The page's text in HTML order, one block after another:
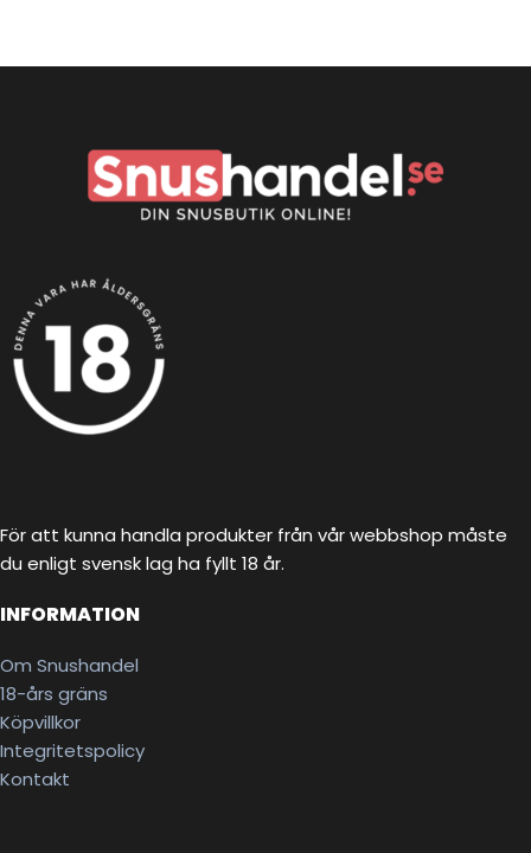
För att kunna handla produkter från vår webbshop måste
du enligt svensk lag ha fyllt 18 år.
INFORMATION
Om Snushandel
18-års gräns
Köpvillkor
Integritetspolicy
Kontakt